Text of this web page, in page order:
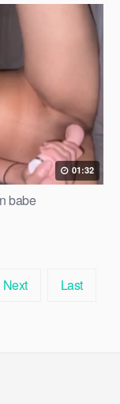
01:32
babe
Next Last